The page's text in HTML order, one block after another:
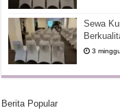
Sewa
3
Berita Popular